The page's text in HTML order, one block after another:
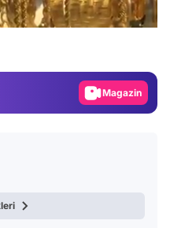
Video
Magazin